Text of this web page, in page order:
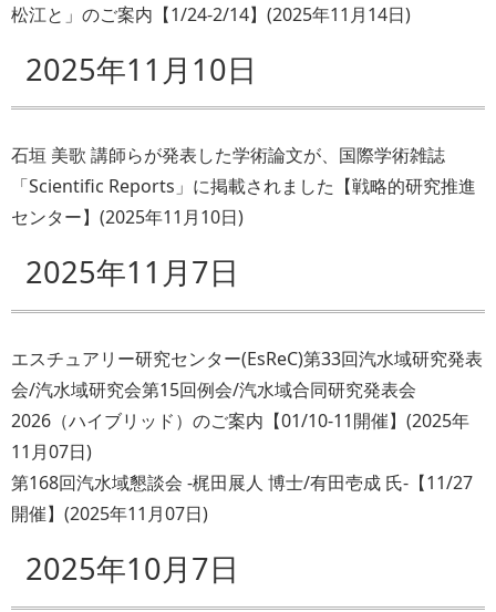
松江と」のご案内【1/24-2/14】 (2025年11月14日)
2025年11月10日
石垣 美歌 講師らが発表した学術論文が、国際学術雑誌
「Scientific Reports」に掲載されました【戦略的研究推進
センター】 (2025年11月10日)
2025年11月7日
エスチュアリー研究センター(EsReC)第33回汽水域研究発表
会/汽水域研究会第15回例会/汽水域合同研究発表会
2026（ハイブリッド）のご案内【01/10-11開催】 (2025年
11月07日)
第168回汽水域懇談会 -梶田展人 博士/有田壱成 氏-【11/27
開催】 (2025年11月07日)
2025年10月7日